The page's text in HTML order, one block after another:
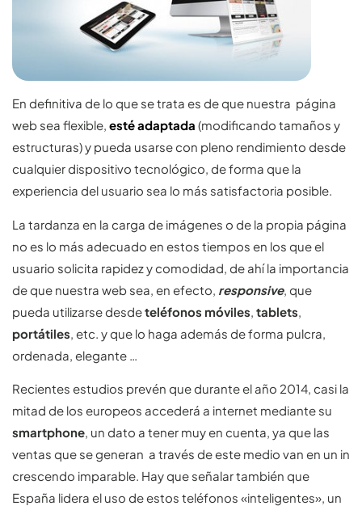
En definitiva de lo que se trata es de que nuestra página
web sea flexible, esté adaptada (modificando tamaños y
estructuras) y pueda usarse con pleno rendimiento desde
cualquier dispositivo tecnológico, de forma que la
experiencia del usuario sea lo más satisfactoria posible.
La tardanza en la carga de imágenes o de la propia página
no es lo más adecuado en estos tiempos en los que el
usuario solicita rapidez y comodidad, de ahí la importancia
de que nuestra web sea, en efecto, responsive, que
pueda utilizarse desdeteléfonos móviles tablets
portátiles , etc. y que lo haga además de forma pulcra,
ordenada, elegante …
Recientes estudios prevén que durante el año 2014, casi la
mitad de los europeos accederá a internet mediante su
smartphone, un dato a tener muy en cuenta, ya que las
ventas que se generan a través de este medio van en un in
crescendo imparable. Hay que señalar también que
España lidera el uso de estos teléfonos «inteligentes», un